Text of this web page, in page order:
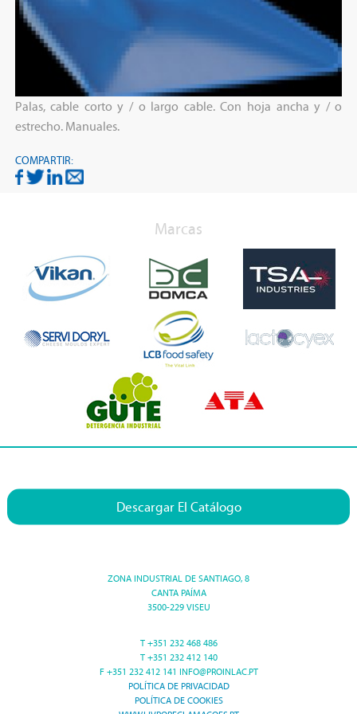
Palas, cable corto y / o largo cable. Con hoja ancha y / o
estrecho. Manuales.
COMPARTIR:
Marcas
Descargar El Catálogo
ZONA INDUSTRIAL DE SANTIAGO, 8
CANTA PAÍMA
3500-229 VISEU
T +351 232 468 486
T +351 232 412 140
F +351 232 412 141 INFO@PROINLAC.PT
POLÍTICA DE PRIVACIDAD
POLÍTICA DE COOKIES